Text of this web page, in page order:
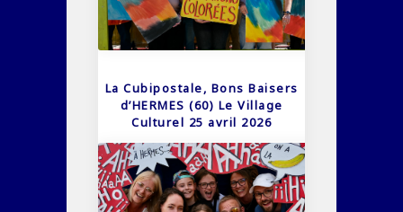
La Cubipostale, Bons Baisers
d’HERMES (60) Le Village
Culturel 25 avril 2026